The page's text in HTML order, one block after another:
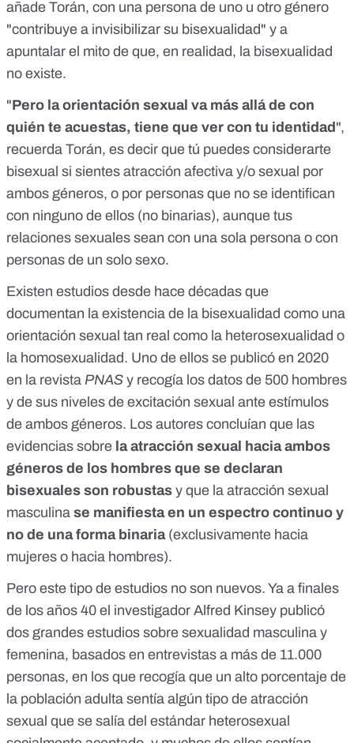
añade Torán, con una persona de uno u otro género
"contribuye a invisibilizar su bisexualidad" y a
apuntalar el mito de que, en realidad, la bisexualidad
no existe.
"Pero la orientación sexual va más allá de con
quién te acuestas, tiene que ver con tu identidad ",
recuerda Torán, es decir que tú puedes considerarte
bisexual si sientes atracción afectiva y/o sexual por
ambos géneros, o por personas que no se identifican
con ninguno de ellos (no binarias), aunque tus
relaciones sexuales sean con una sola persona o con
personas de un solo sexo.
Existen estudios desde hace décadas que
documentan la existencia de la bisexualidad como una
orientación sexual tan real como la heterosexualidad o
la homosexualidad. Uno de ellos se publicó en 2020
en la revista PNAS y recogía los datos de 500 hombres
y de sus niveles de excitación sexual ante estímulos
de ambos géneros. Los autores concluían que las
evidencias sobre la atracción sexual hacia ambos
géneros de los hombres que se declaran
bisexuales son robustas y que la atracción sexual
masculina se manifiesta en un espectro continuo y
no de una forma binaria(exclusivamente hacia
mujeres o hacia hombres).
Pero este tipo de estudios no son nuevos. Ya a finales
de los años 40 el investigador Alfred Kinsey publicó
dos grandes estudios sobre sexualidad masculina y
femenina, basados en entrevistas a más de 11.000
personas, en los que recogía que un alto porcentaje de
la población adulta sentía algún tipo de atracción
sexual que se salía del estándar heterosexual